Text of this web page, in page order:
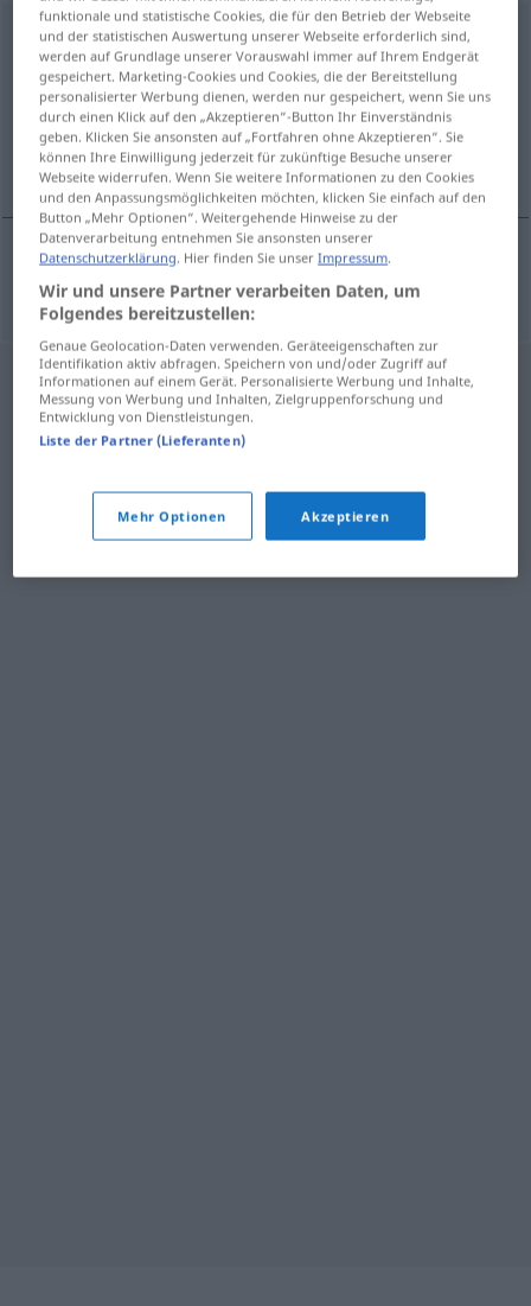
Nebenflussm
Übersicht aller Übersetzungen
(Für mehr Details die Übersetzung anklicken/antippen)
afluent
afluentm Nebenfluss
funktionale und statistische Cookies, die für den Betrieb der Webseite
und der statistischen Auswertung unserer Webseite erforderlich sind,
werden auf Grundlage unserer Vorauswahl immer auf Ihrem Endgerät
gespeichert. Marketing-Cookies und Cookies, die der Bereitstellung
personalisierter Werbung dienen, werden nur gespeichert, wenn Sie uns
durch einen Klick auf den „Akzeptieren“-Button Ihr Einverständnis
geben. Klicken Sie ansonsten auf „Fortfahren ohne Akzeptieren“. Sie
können Ihre Einwilligung jederzeit für zukünftige Besuche unserer
Webseite widerrufen. Wenn Sie weitere Informationen zu den Cookies
und den Anpassungsmöglichkeiten möchten, klicken Sie einfach auf den
Button „Mehr Optionen“. Weitergehende Hinweise zu der
Datenverarbeitung entnehmen Sie ansonsten unserer
Datenschutzerklärung. Hier finden Sie unserImpressum.
Wir und unsere Partner verarbeiten Daten, um
Folgendes bereitzustellen:
Genaue Geolocation-Daten verwenden. Geräteeigenschaften zur
Identifikation aktiv abfragen. Speichern von und/oder Zugriff auf
Informationen auf einem Gerät. Personalisierte Werbung und Inhalte,
Messung von Werbung und Inhalten, Zielgruppenforschung und
Entwicklung von Dienstleistungen.
Liste der Partner (Lieferanten)
Mehr Optionen Akzeptieren